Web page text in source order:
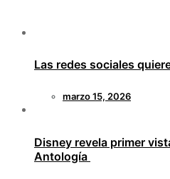
Las redes sociales
marzo 15, 2026
Disney revela primer
Antología